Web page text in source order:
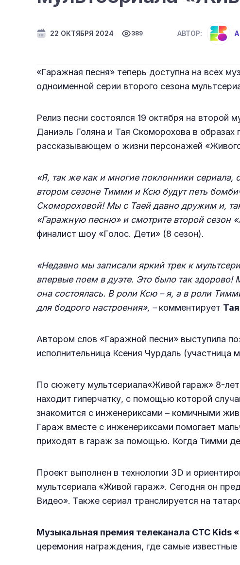
22 ОКТЯБРЯ 2024 389 АВТОР:
«Гаражная песня» теперь доступна на всех
одноименной серии второго сезона
Релиз песни состоялся 19 октября на
Даниэль Голяна и Тая Скоморохова в образах
рассказывающем о жизни персонажей
«Я, так же как и многие поклонники сериала,
втором сезоне Тимми и Ксю будут петь
Скомороховой! Мы с Таей давно дружим и,
«Гаражную песню» и смотрите второй сезон
финалист шоу «Голос. Дети» (8 сезон).
«Недавно мы записали яркий трек к
впервые поем в дуэте. Это было так
она состоялась. В роли Ксю – я, а в роли
для бодрого настроения», –комментирует
Автором слов «Гаражной песни» выступила
исполнительница Ксения Чурдаль
По сюжету мультсериала«Живой гараж» 8-
находит гиперчатку, с помощью которой
знакомится с инженериксами – комичными
Гараж вместе с инженериксами помогает
приходят в гараж за помощью. Когда Тимми
Проект выполнен в технологии 3D и
мультсериала «Живой гараж». Сегодня он
Видео». Также сериал транслируется на
Музыкальная премия телеканала СТС Kids
церемония награждения, где самые